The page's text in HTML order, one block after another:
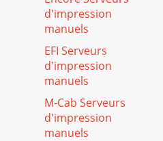
d'impression
manuels
EFI Serveurs
d'impression
manuels
M-Cab Serveurs
d'impression
manuels